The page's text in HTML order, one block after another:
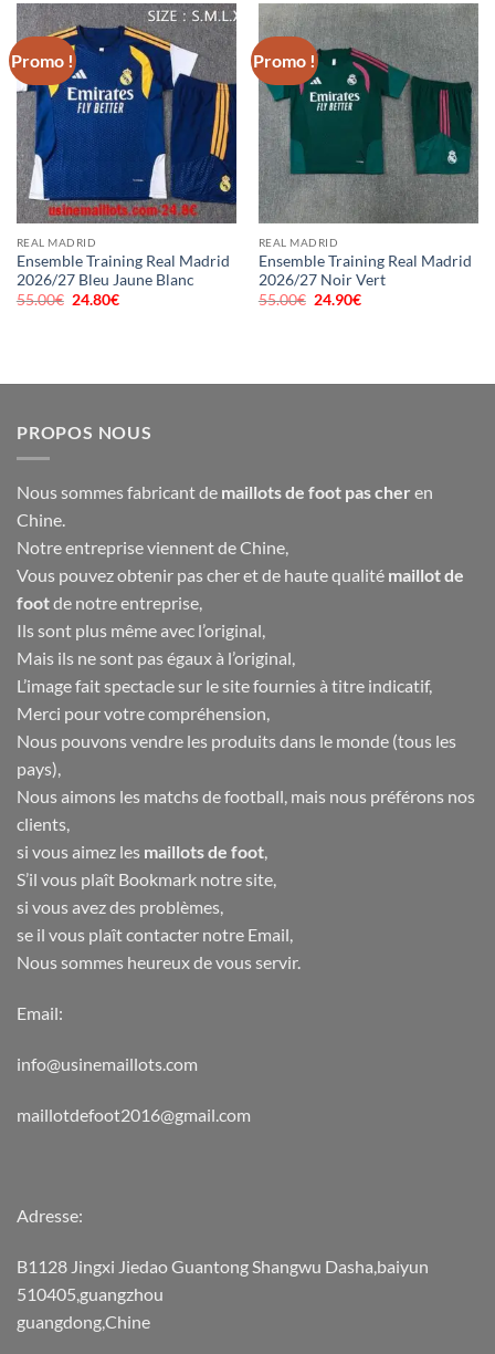
55.00€.
24.90€.
55.00€.24.90€.
Promo !
REAL MADRID
Ensemble Training Real Madrid
2026/27 Bleu Jaune Blanc
55.00€ Le
24.80€Le
Promo !
REAL MADRID
Ensemble Training Real Madrid
2026/27 Noir Vert
55.00€ Le
24.90€Le
PROPOS NOUS
Nous sommes fabricant de maillots de foot pas cher en
Chine.
Notre entreprise viennent de Chine,
Vous pouvez obtenir pas cher et de haute qualité maillot de
footde notre entreprise,
Ils sont plus même avec l’original,
Mais ils ne sont pas égaux à l’original,
L’image fait spectacle sur le site fournies à titre indicatif,
Merci pour votre compréhension,
Nous pouvons vendre les produits dans le monde (tous les
pays),
Nous aimons les matchs de football, mais nous préférons nos
clients,
si vous aimez les maillots de foot,
S’il vous plaît Bookmark notre site,
si vous avez des problèmes,
se il vous plaît contacter notre Email,
Nous sommes heureux de vous servir.
Email:
info@usinemaillots.com
maillotdefoot2016@gmail.com
Adresse:
B1128 Jingxi Jiedao Guantong Shangwu Dasha,baiyun
510405,guangzhou
guangdong,Chine